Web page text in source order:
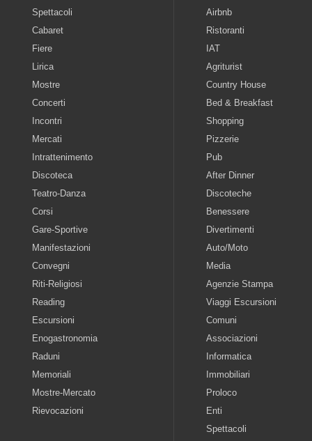
Spettacoli
Cabaret
Fiere
Lirica
Mostre
Concerti
Incontri
Mercati
Intrattenimento
Discoteca
Teatro-Danza
Corsi
Gare-Sportive
Manifestazioni
Convegni
Riti-Religiosi
Reading
Escursioni
Enogastronomia
Raduni
Memoriali
Mostre-Mercato
Rievocazioni
Airbnb
Ristoranti
IAT
Agriturist
Country House
Bed & Breakfast
Shopping
Pizzerie
Pub
After Dinner
Discoteche
Benessere
Divertimenti
Auto/Moto
Media
Agenzie Stampa
Viaggi Escursioni
Comuni
Associazioni
Informatica
Immobiliari
Proloco
Enti
Spettacoli